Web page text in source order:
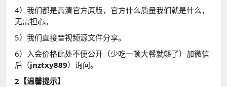
4）我们都是高清官方原版，官方什么质量我们就是什么，
无需担心。
5）我们直接音视频源文件分享。
6）入会价格此处不便公开（少吃一顿大餐就够了）加微信
后（jnztxy889）询问。
2【温馨提示】